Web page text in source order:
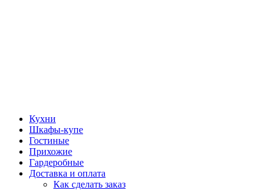
Кухни
Шкафы-купе
Гостиные
Прихожие
Гардеробные
Доставка и оплата
Как сделать заказ